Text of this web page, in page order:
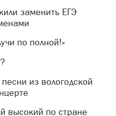
по полной!»